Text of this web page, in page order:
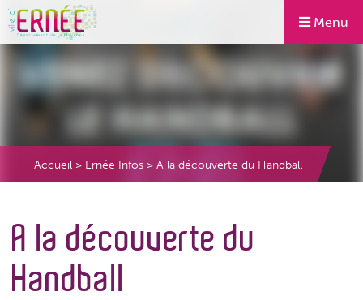
Menu
Accueil > Ernée Infos > A la découverte du Handball
A la découverte du
Handball